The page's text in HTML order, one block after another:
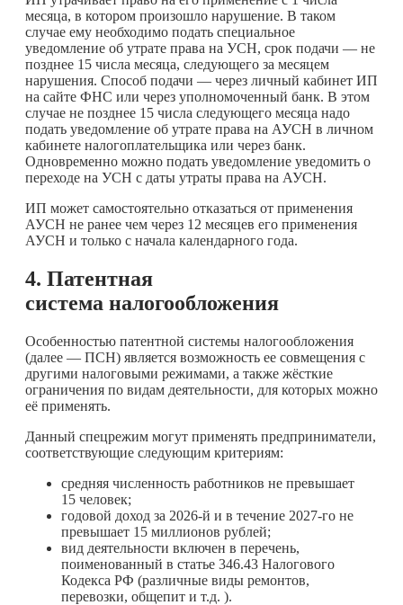
месяца, в котором произошло нарушение. В таком
случае ему необходимо подать специальное
уведомление об утрате права на УСН, срок подачи — не
позднее 15 числа месяца, следующего за месяцем
нарушения. Способ подачи — через личный кабинет ИП
на сайте ФНС или через уполномоченный банк. В этом
случае не позднее 15 числа следующего месяца надо
подать уведомление об утрате права на АУСН в личном
кабинете налогоплательщика или через банк.
Одновременно можно подать уведомление уведомить о
переходе на УСН с даты утраты права на АУСН.
ИП может самостоятельно отказаться от применения
АУСН не ранее чем через 12 месяцев его применения
АУСН и только с начала календарного года.
4. Патентная
система налогообложения
Особенностью патентной системы налогообложения
(далее — ПСН) является возможность ее совмещения с
другими налоговыми режимами, а также жёсткие
ограничения по видам деятельности, для которых можно
её применять.
Данный спецрежим могут применять предприниматели,
соответствующие следующим критериям:
средняя численность работников не превышает
15 человек;
годовой доход за 2026-й и в течение 2027-го не
превышает 15 миллионов рублей;
вид деятельности включен в перечень,
поименованный в статье 346.43 Налогового
Кодекса РФ (различные виды ремонтов,
перевозки, общепит и т.д. ).